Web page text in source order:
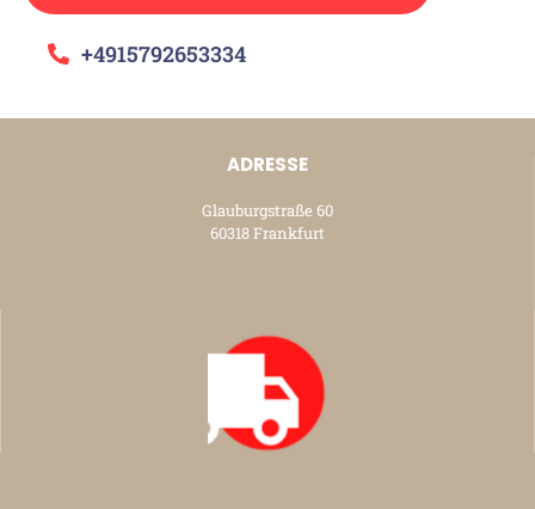
+4915792653334
ADRESSE
Glauburgstraße 60
60318 Frankfurt